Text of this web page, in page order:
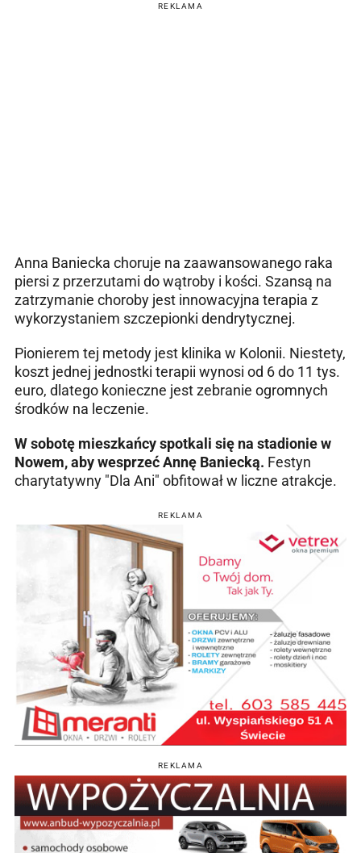
REKLAMA
Anna Baniecka choruje na zaawansowanego raka
piersi z przerzutami do wątroby i kości. Szansą na
zatrzymanie choroby jest innowacyjna terapia z
wykorzystaniem szczepionki dendrytycznej.
Pionierem tej metody jest klinika w Kolonii. Niestety,
koszt jednej jednostki terapii wynosi od 6 do 11 tys.
euro, dlatego konieczne jest zebranie ogromnych
środków na leczenie.
W sobotę mieszkańcy spotkali się na stadionie w
Nowem, aby wesprzeć Annę Baniecką. Festyn
charytatywny "Dla Ani" obfitował w liczne atrakcje.
REKLAMA
REKLAMA